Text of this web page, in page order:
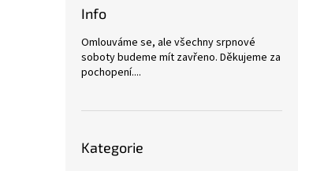
Info
Omlouváme se, ale všechny srpnové
soboty budeme mít zavřeno. Děkujeme za
pochopení....
kategorie
Kategorie